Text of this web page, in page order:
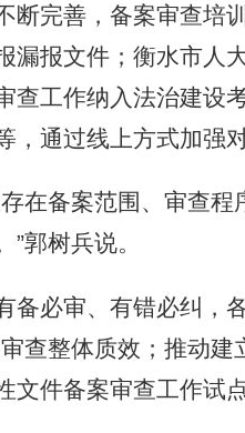
断完善，备案审查培
漏报文件；衡水市人
查工作纳入法治建设
通过线上方式加强
备案范围、审查程
郭树兵说。
必审、有错必纠，
查整体质效；推动
文件备案审查工作试